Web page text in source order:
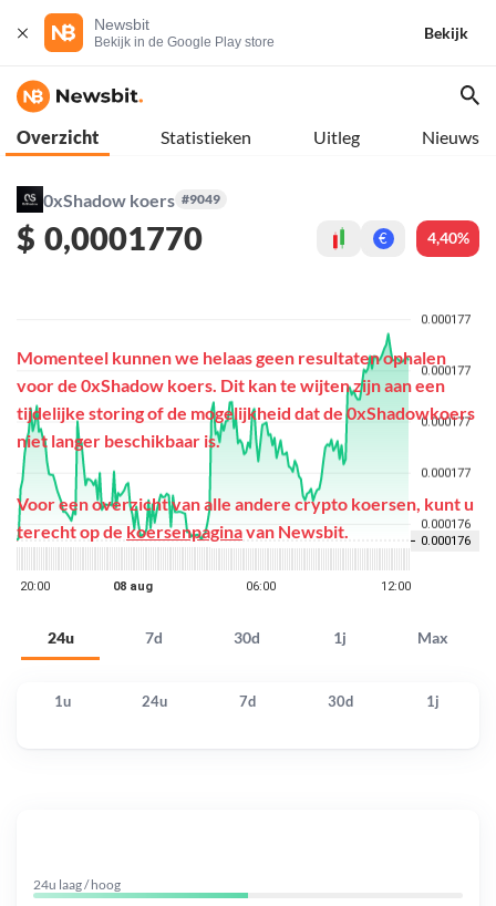
Newsbit
Bekijk in de Google Play store
Bekijk
Overzicht Statistieken Uitleg Nieuws
0xShadow koers #9049
$ 0,0001770 € 4,40%
24u 7d 30d 1j Max
Momenteel kunnen we helaas geen resultaten ophalen
voor de 0xShadow koers. Dit kan te wijten zijn aan een
tijdelijke storing of de mogelijkheid dat de 0xShadowkoers
niet langer beschikbaar is.
Voor een overzicht van alle andere crypto koersen, kunt u
terecht op de koersenpaginavan Newsbit.
1u 24u 7d 30d 1j
24u laag / hoog